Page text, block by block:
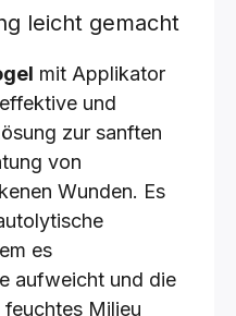
leicht gemacht
mit Applikator
und
zur sanften
von
Wunden. Es
es
aufweicht und die
Milieu